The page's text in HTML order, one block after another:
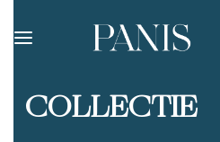
COLLECTIE